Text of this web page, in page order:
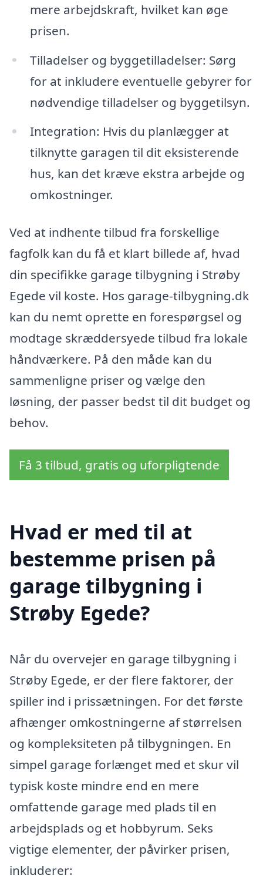
mere arbejdskraft, hvilket kan øge
prisen.
Tilladelser og byggetilladelser: Sørg
for at inkludere eventuelle gebyrer for
nødvendige tilladelser og byggetilsyn.
Integration: Hvis du planlægger at
tilknytte garagen til dit eksisterende
hus, kan det kræve ekstra arbejde og
omkostninger.
Ved at indhente tilbud fra forskellige
fagfolk kan du få et klart billede af, hvad
din specifikke garage tilbygning i Strøby
Egede vil koste. Hos garage-tilbygning.dk
kan du nemt oprette en forespørgsel og
modtage skræddersyede tilbud fra lokale
håndværkere. På den måde kan du
sammenligne priser og vælge den
løsning, der passer bedst til dit budget og
behov.
Få 3 tilbud, gratis og uforpligtende
Hvad er med til at
bestemme prisen på
garage tilbygning i
Strøby Egede?
Når du overvejer en garage tilbygning i
Strøby Egede, er der flere faktorer, der
spiller ind i prissætningen. For det første
afhænger omkostningerne af størrelsen
og kompleksiteten på tilbygningen. En
simpel garage forlænget med et skur vil
typisk koste mindre end en mere
omfattende garage med plads til en
arbejdsplads og et hobbyrum. Seks
vigtige elementer, der påvirker prisen,
inkluderer: